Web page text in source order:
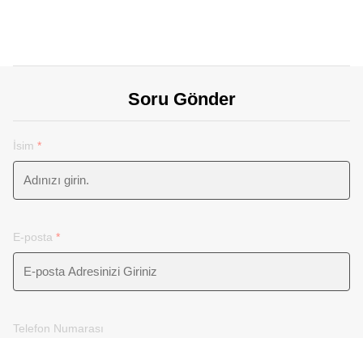
Soru Gönder
İsim *
E-posta *
Telefon Numarası